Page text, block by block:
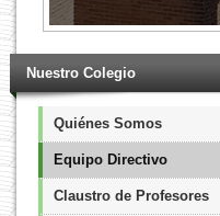
Nuestro Colegio
Quiénes Somos
Equipo Directivo
Claustro de Profesores